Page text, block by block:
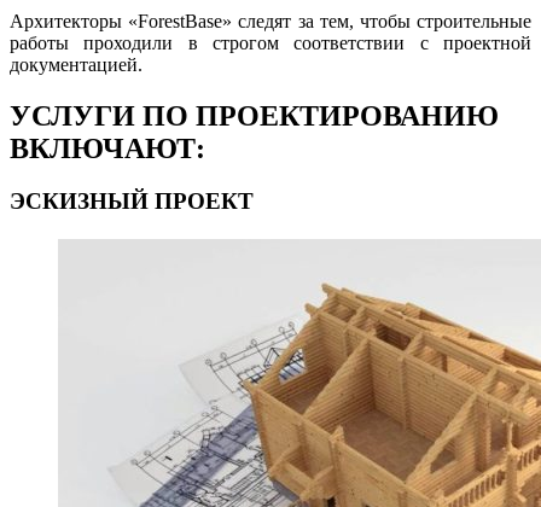
Архитекторы «ForestBase» следят за тем, чтобы строительные
работы проходили в строгом соответствии с проектной
документацией.
УСЛУГИ ПО ПРОЕКТИРОВАНИЮ
ВКЛЮЧАЮТ:
ЭСКИЗНЫЙ ПРОЕКТ